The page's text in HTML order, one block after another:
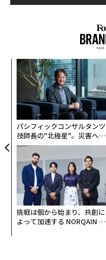
パシフィックコンサルタンツ
技師長の"北極星"。災害への
無力感を乗り越え見つけた、
防災一筋20年の答え
挑戦は個から始まり、共創に
よって加速する NORQAIN JA